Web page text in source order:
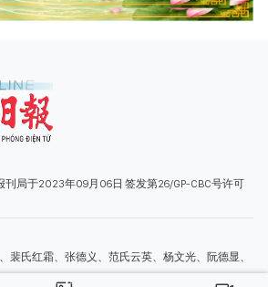
刊局于2023年09月06日 签发第26/GP-CBC号许可
裴氏红霜、张德义、范氏云英、杨文光、阮德显、